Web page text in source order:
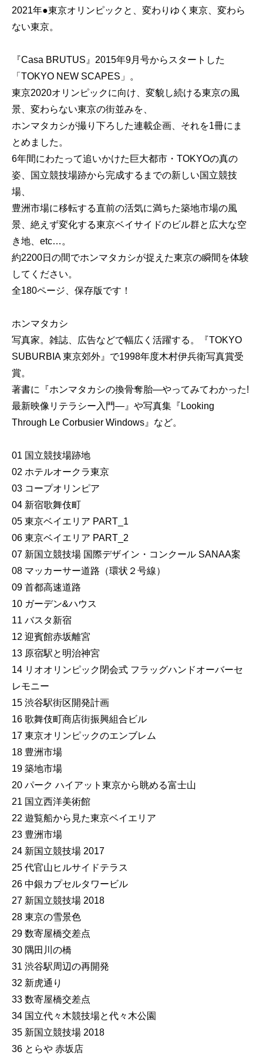
2021年●東京オリンピックと、変わりゆく東京、変わら
ない東京。
『Casa BRUTUS』2015年9月号からスタートした
「TOKYO NEW SCAPES」。
東京2020オリンピックに向け、変貌し続ける東京の風
景、変わらない東京の街並みを、
ホンマタカシが撮り下ろした連載企画、それを1冊にま
とめました。
6年間にわたって追いかけた巨大都市・TOKYOの真の
姿、国立競技場跡から完成するまでの新しい国立競技
場、
豊洲市場に移転する直前の活気に満ちた築地市場の風
景、絶えず変化する東京ベイサイドのビル群と広大な空
き地、etc…。
約2200日の間でホンマタカシが捉えた東京の瞬間を体験
してください。
全180ページ、保存版です！
ホンマタカシ
写真家。雑誌、広告などで幅広く活躍する。『TOKYO
SUBURBIA 東京郊外』で1998年度木村伊兵衛写真賞受
賞。
著書に『ホンマタカシの換骨奪胎―やってみてわかった!
最新映像リテラシー入門―』や写真集『Looking
Through Le Corbusier Windows』など。
01 国立競技場跡地
02 ホテルオークラ東京
03 コープオリンピア
04 新宿歌舞伎町
05 東京ベイエリア PART_1
06 東京ベイエリア PART_2
07 新国立競技場 国際デザイン・コンクール SANAA案
08 マッカーサー道路（環状２号線）
09 首都高速道路
10 ガーデン&ハウス
11 バスタ新宿
12 迎賓館赤坂離宮
13 原宿駅と明治神宮
14 リオオリンピック閉会式 フラッグハンドオーバーセ
レモニー
15 渋谷駅街区開発計画
16 歌舞伎町商店街振興組合ビル
17 東京オリンピックのエンブレム
18 豊洲市場
19 築地市場
20 パーク ハイアット東京から眺める富士山
21 国立西洋美術館
22 遊覧船から見た東京ベイエリア
23 豊洲市場
24 新国立競技場 2017
25 代官山ヒルサイドテラス
26 中銀カプセルタワービル
27 新国立競技場 2018
28 東京の雪景色
29 数寄屋橋交差点
30 隅田川の橋
31 渋谷駅周辺の再開発
32 新虎通り
33 数寄屋橋交差点
34 国立代々木競技場と代々木公園
35 新国立競技場 2018
36 とらや 赤坂店